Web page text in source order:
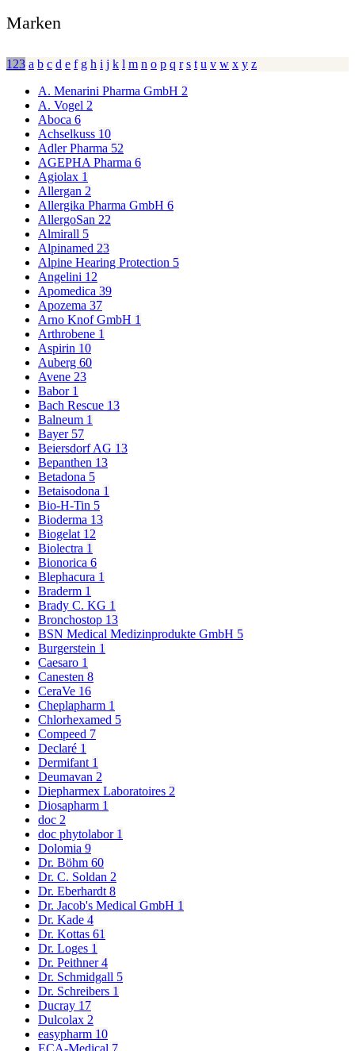
Marken
123 a b c d e f g h i j k l m n o p q r s t u v w x y z
A. Menarini Pharma GmbH 2
A. Vogel 2
Aboca 6
Achselkuss 10
Adler Pharma 52
AGEPHA Pharma 6
Agiolax 1
Allergan 2
Allergika Pharma GmbH 6
AllergoSan 22
Almirall 5
Alpinamed 23
Alpine Hearing Protection 5
Angelini 12
Apomedica 39
Apozema 37
Arno Knof GmbH 1
Arthrobene 1
Aspirin 10
Auberg 60
Avene 23
Babor 1
Bach Rescue 13
Balneum 1
Bayer 57
Beiersdorf AG 13
Bepanthen 13
Betadona 5
Betaisodona 1
Bio-H-Tin 5
Bioderma 13
Biogelat 12
Biolectra 1
Bionorica 6
Blephacura 1
Braderm 1
Brady C. KG 1
Bronchostop 13
BSN Medical Medizinprodukte GmbH 5
Burgerstein 1
Caesaro 1
Canesten 8
CeraVe 16
Cheplapharm 1
Chlorhexamed 5
Compeed 7
Declaré 1
Dermifant 1
Deumavan 2
Diepharmex Laboratoires 2
Diosapharm 1
doc 2
doc phytolabor 1
Dolomia 9
Dr. Böhm 60
Dr. C. Soldan 2
Dr. Eberhardt8
Dr. Jacob's Medical GmbH 1
Dr. Kade 4
Dr. Kottas 61
Dr. Loges 1
Dr. Peithner4
Dr. Schmidgall 5
Dr. Schreibers 1
Ducray 17
Dulcolax 2
easypharm 10